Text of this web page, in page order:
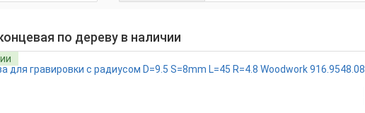
по дереву в наличии